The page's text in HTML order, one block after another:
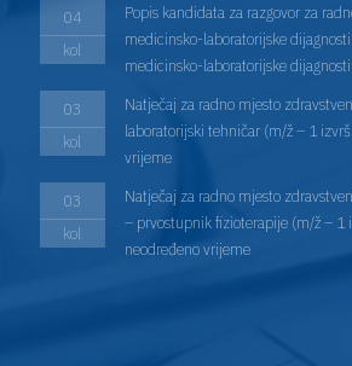
04
kol
Popis kandidata za razgovor za
medicinsko-laboratorijske
medicinsko-laboratorijske
03
kol
Natječaj za radno mjesto
laboratorijski tehničar (m/ž – 1
vrijeme
03
kol
Natječaj za radno mjesto
– prvostupnik fizioterapije (m/ž – 1
neodređeno vrijeme